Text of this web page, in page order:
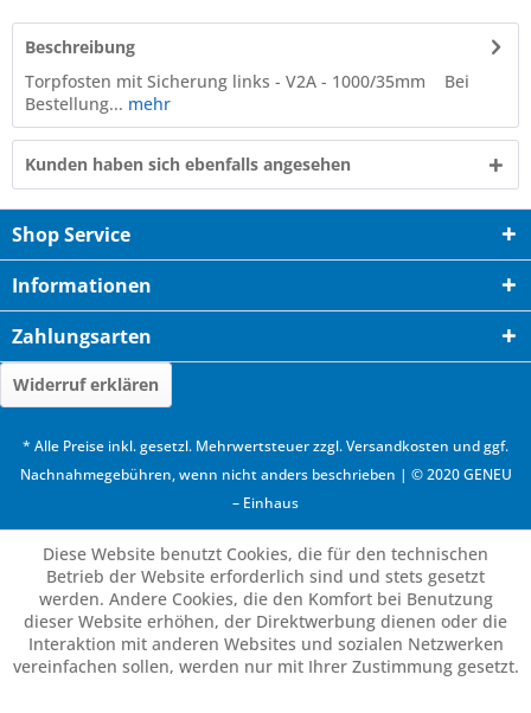
Beschreibung
Torpfosten mit Sicherung links - V2A - 1000/35mm Bei
Bestellung... mehr
Kunden haben sich ebenfalls angesehen
Shop Service
Informationen
Zahlungsarten
Widerruf erklären
* Alle Preise inkl. gesetzl. Mehrwertsteuer zzgl.Versandkosten und ggf.
Nachnahmegebühren, wenn nicht anders beschrieben | © 2020 GENEU
– Einhaus
Diese Website benutzt Cookies, die für den technischen
Betrieb der Website erforderlich sind und stets gesetzt
werden. Andere Cookies, die den Komfort bei Benutzung
dieser Website erhöhen, der Direktwerbung dienen oder die
Interaktion mit anderen Websites und sozialen Netzwerken
vereinfachen sollen, werden nur mit Ihrer Zustimmung gesetzt.